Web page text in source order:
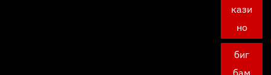
кази
но
биг
бам